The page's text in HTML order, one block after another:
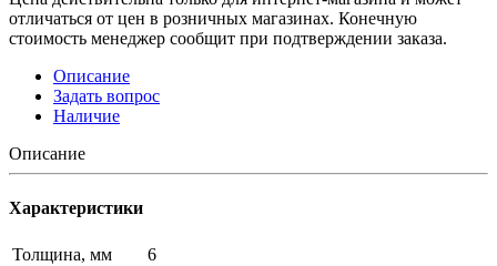
отличаться от цен в розничных магазинах. Конечную
стоимость менеджер сообщит при подтверждении заказа.
Описание
Задать вопрос
Наличие
Описание
Характеристики
Толщина, мм
6